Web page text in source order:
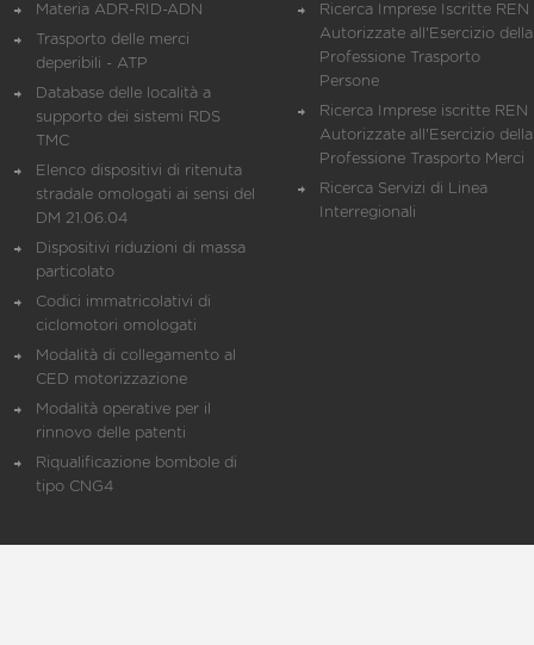
Materia ADR-RID-ADN
Trasporto delle merci
deperibili - ATP
Database delle località a
supporto dei sistemi RDS
TMC
Elenco dispositivi di ritenuta
stradale omologati ai sensi del
DM 21.06.04
Dispositivi riduzioni di massa
particolato
Codici immatricolativi di
ciclomotori omologati
Modalità di collegamento al
CED motorizzazione
Modalità operative per il
rinnovo delle patenti
Riqualificazione bombole di
tipo CNG4
Ricerca Imprese Iscritte REN
Autorizzate all'Esercizio della
Professione Trasporto
Persone
Ricerca Imprese iscritte REN
Autorizzate all'Esercizio della
Professione Trasporto Merci
Ricerca Servizi di Linea
Interregionali